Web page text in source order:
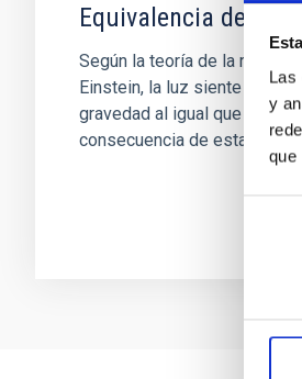
Las
y
que
Equivalencia de
Según la teoría de la
Einstein, la luz siente la
gravedad al igual que la
consecuencia de esta